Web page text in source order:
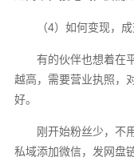
（4）如何变现，成
有的伙伴也想着在
越高，需要营业执照，
好。
刚开始粉丝少，不
私域添加微信，发网盘